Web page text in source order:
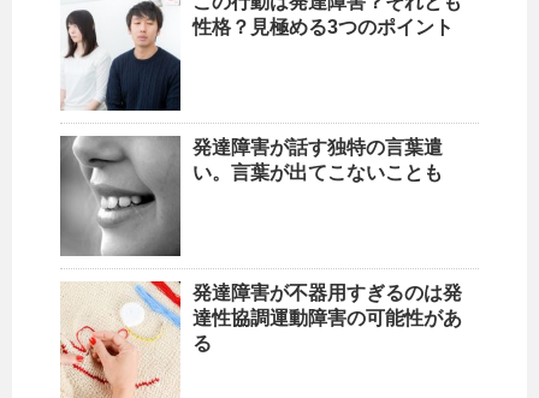
性格？見極める3つのポイント
発達障害が話す独特の言葉遣
い。言葉が出てこないことも
発達障害が不器用すぎるのは発
達性協調運動障害の可能性があ
る